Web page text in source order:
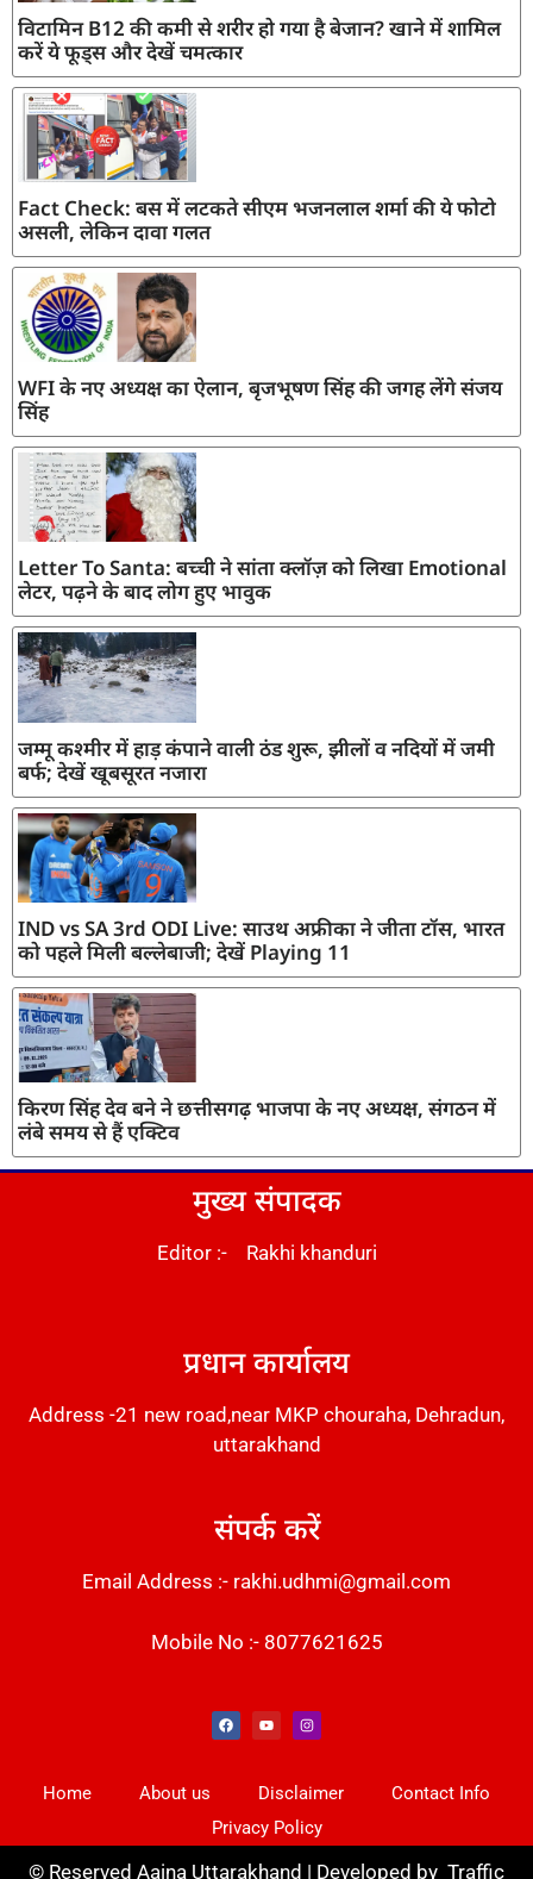
विटामिन B12 की कमी से शरीर हो गया है बेजान? खाने में शामिल
करें ये फूड्स और देखें चमत्कार
Fact Check: बस में लटकते सीएम भजनलाल शर्मा की ये फोटो
असली, लेकिन दावा गलत
WFI के नए अध्यक्ष का ऐलान, बृजभूषण सिंह की जगह लेंगे संजय
सिंह
Letter To Santa: बच्ची ने सांता क्लॉज़ को लिखा Emotional
लेटर, पढ़ने के बाद लोग हुए भावुक
जम्मू कश्मीर में हाड़ कंपाने वाली ठंड शुरू, झीलों व नदियों में जमी
बर्फ; देखें खूबसूरत नजारा
IND vs SA 3rd ODI Live: साउथ अफ्रीका ने जीता टॉस, भारत
को पहले मिली बल्लेबाजी; देखें Playing 11
किरण सिंह देव बने ने छत्तीसगढ़ भाजपा के नए अध्यक्ष, संगठन में
लंबे समय से हैं एक्टिव
मुख्य संपादक
Editor :- Rakhi khanduri
प्रधान कार्यालय
Address -21 new road,near MKP chouraha, Dehradun,
uttarakhand
संपर्क करें
Email Address :- rakhi.udhmi@gmail.com
Mobile No :- 8077621625
Home About us Disclaimer
Contact Info
Privacy Policy
© Reserved Aaina Uttarakhand | Developed by Traffic